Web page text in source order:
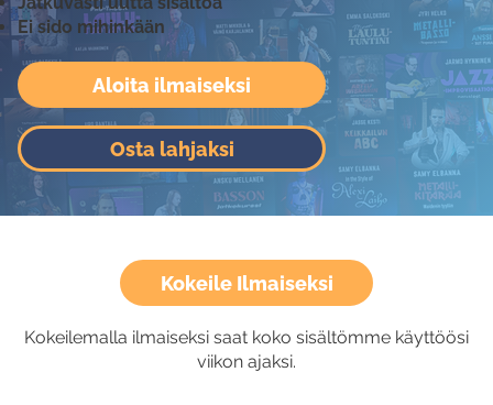
Aloita ilmaiseksi
Osta lahjaksi
Ei sido mihinkään
Kokeile Ilmaiseksi
Kokeilemalla ilmaiseksi saat koko sisältömme käyttöösi
viikon ajaksi.